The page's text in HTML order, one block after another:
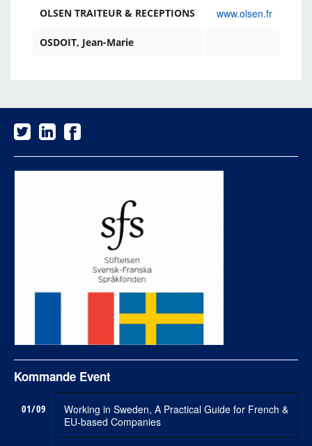
OLSEN TRAITEUR & RECEPTIONS www.olsen.fr
OSDOIT, Jean-Marie
Kommande Event
01/09
Working in Sweden, A Practical Guide for French &
EU-based Companies